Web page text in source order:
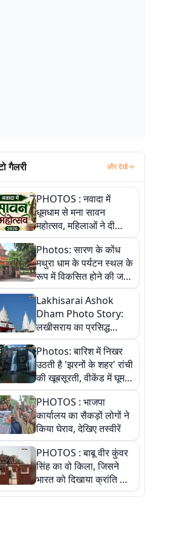
गैलरी और देखें
PHOTOS : नवादा में
धूमधाम से मना सावन
महोत्सव, महिलाओं ने दी
सांस्कृतिक प्रस्तुतियां
Photos: सारण के कोंध
मथुरा धाम के पर्यटन स्थल के
रूप में विकसित होने की जगी
आस, 9 तस्वीरों में देखें पूरी
कहानी
Lakhisarai Ashok
Dham Photo Story:
लखीसराय का प्रसिद्ध
अशोक धाम—आस्था,
श्रृंगार, अनुष्ठान और
अलौकिक संध्या आरती के
विहंगम दृश्य
Photos: बारिश में निखर
उठती है 'झरनों के शहर' रांची
की खूबसूरती, वीकेंड में घूम
आएं ये 5 वादियां
PHOTOS : भाजपा
कार्यालय का सैकड़ों लोगों ने
किया घेराव, देखिए तस्वीरें
PHOTOS : बाबू वीर कुंवर
सिंह का वो किला, जिसने
भारत को दिखाया क्रांति का
रास्ता: तस्वीरों में देखिए